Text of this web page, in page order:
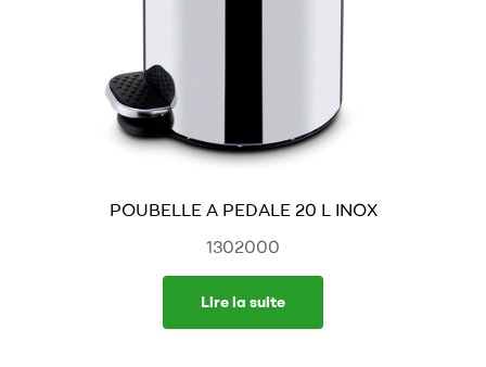
POUBELLE A PEDALE 20 L INOX
1302000
Lire la suite